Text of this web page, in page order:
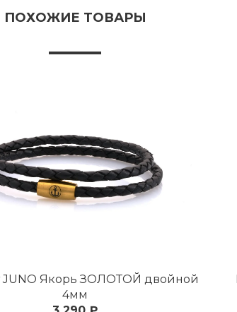
ПОХОЖИЕ ТОВАРЫ
JUNO Якорь ЗОЛОТОЙ двойной
4мм